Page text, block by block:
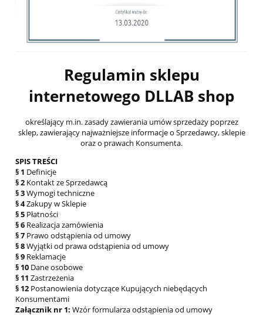
Regulamin sklepu
internetowego DLLAB shop
określający m.in. zasady zawierania umów sprzedaży poprzez
sklep, zawierający najważniejsze informacje o Sprzedawcy, sklepie
oraz o prawach Konsumenta.
SPIS TREŚCI
§ 1 Definicje
§ 2 Kontakt ze Sprzedawcą
§ 3Wymogi techniczne
§ 4Zakupy w Sklepie
§ 5 Płatności
§ 6 Realizacja zamówienia
§ 7 Prawo odstąpienia od umowy
§ 8Wyjątki od prawa odstąpienia od umowy
§ 9 Reklamacje
§ 10 Dane osobowe
§ 11 Zastrzeżenia
§ 12 Postanowienia dotyczące Kupujących niebędących
Konsumentami
Załącznik nr 1: Wzór formularza odstąpienia od umowy